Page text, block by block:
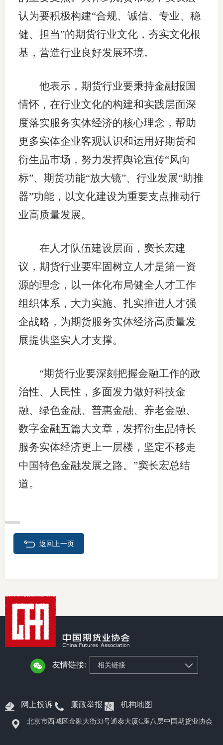
认为要积极构建“合规、诚信、专业、稳
健、担当”的期货行业文化，夯实文化根
基，营造行业良好发展环境。
他表示，期货行业要秉持金融报国
情怀，在行业文化的构建和实践层面深
度落实服务实体经济的核心理念，帮助
更多实体企业客观认识和运用好期货和
衍生品市场，努力发挥舆论宣传“风向
标”、期货功能“放大镜”、行业发展“助推
器”功能，以文化建设为重要支点推动行
业高质量发展。
在人才队伍建设层面，窦长宏建
议，期货行业要牢固树立人才是第一资
源的理念，以一体化布局健全人才工作
组织体系，大力实施、扎实推进人才强
企战略，为期货服务实体经济高质量发
展提供坚实人才支撑。
“期货行业要深刻把握金融工作的政
治性、人民性，多面发力做好科技金
融、绿色金融、普惠金融、养老金融、
数字金融五篇大文章，发挥衍生品特长
服务实体经济更上一层楼，坚定不移走
中国特色金融发展之路。”窦长宏总结
道。
返回上一页
友情链接: 相关链接
网上投诉 廉政举报 机构地图
北京市西城区金融大街33号通泰大厦C座八层中国期货业协会